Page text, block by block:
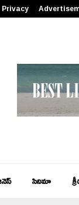
Privacy
విద్యాలయం సత్తెనపల్లిలో
సినిమా